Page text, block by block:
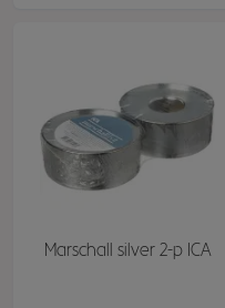
Marschall silver 2-p ICA